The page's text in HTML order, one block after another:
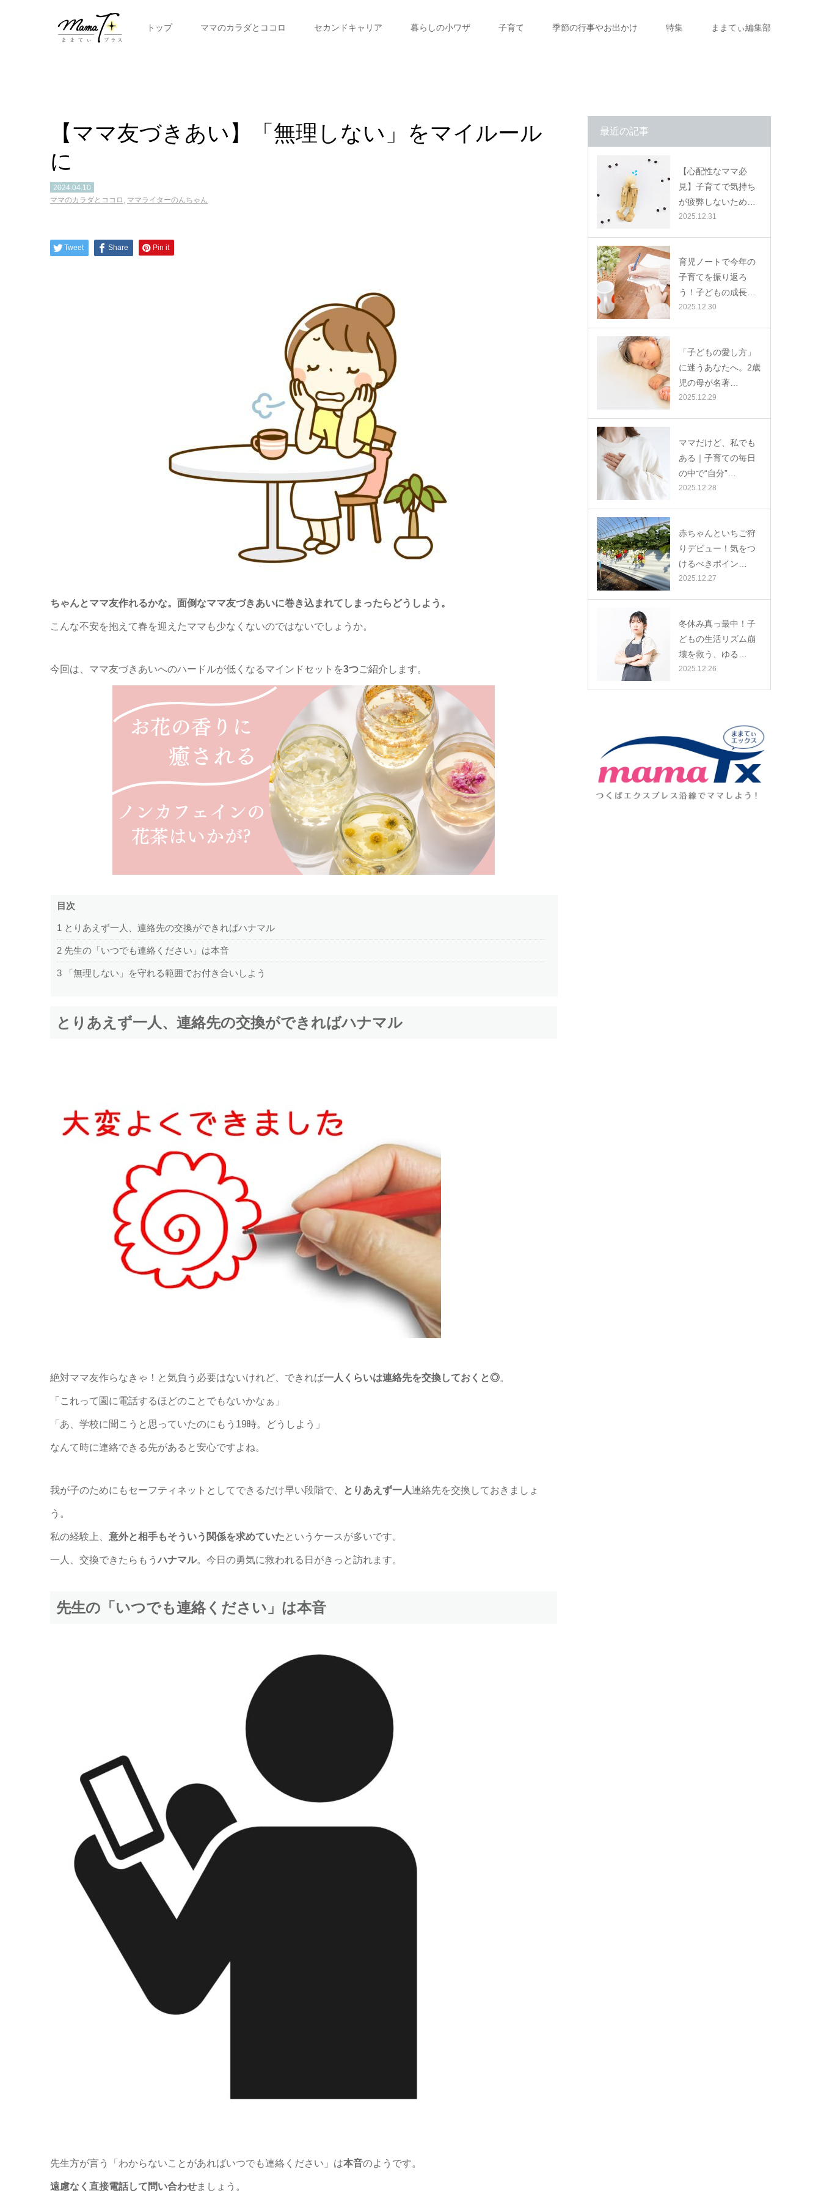
トップ ママのカラダとココロ セカンドキャリア 暮らしの小ワザ 子育て 季節の行事やお出かけ 特集 ままてぃ編集部
【ママ友づきあい】「無理しない」をマイルール
に
2024.04.10
ママのカラダとココロ , ママライターのんちゃん
Tweet Share Pin it
ちゃんとママ友作れるかな。面倒なママ友づきあいに巻き込まれてしまったらどうしよう。
こんな不安を抱えて春を迎えたママも少なくないのではないでしょうか。
今回は、ママ友づきあいへのハードルが低くなるマインドセットを3つご紹介します。
目次
1 とりあえず一人、連絡先の交換ができればハナマル
2 先生の「いつでも連絡ください」は本音
3 「無理しない」を守れる範囲でお付き合いしよう
とりあえず一人、連絡先の交換ができればハナマル
絶対ママ友作らなきゃ！と気負う必要はないけれど、できれば一人くらいは連絡先を交換しておくと◎。
「これって園に電話するほどのことでもないかなぁ」
「あ、学校に聞こうと思っていたのにもう19時。どうしよう」
なんて時に連絡できる先があると安心ですよね。
我が子のためにもセーフティネットとしてできるだけ早い段階で、 とりあえず一人連絡先を交換しておきましょ
う。
私の経験上、 意外と相手もそういう関係を求めていた というケースが多いです。
一人、交換できたらもうハナマル。今日の勇気に救われる日がきっと訪れます。
先生の「いつでも連絡ください」は本音
先生方が言う「わからないことがあればいつでも連絡ください」は本音のようです。
遠慮なく直接電話して問い合わせましょう。
最近の記事
【心配性なママ必
見】子育てで気持ち
が疲弊しないため…
2025.12.31
育児ノートで今年の
子育てを振り返ろ
う！子どもの成長…
2025.12.30
「子どもの愛し方」
に迷うあなたへ。2歳
児の母が名著…
2025.12.29
ママだけど、私でも
ある｜子育ての毎日
の中で“自分”…
2025.12.28
赤ちゃんといちご狩
りデビュー！気をつ
けるべきポイン…
2025.12.27
冬休み真っ最中！子
どもの生活リズム崩
壊を救う、ゆる…
2025.12.26